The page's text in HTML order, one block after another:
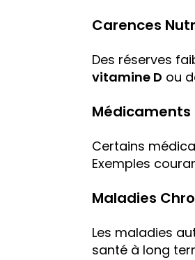
Carences
Des réserves
vitamine D ou
Médicaments
Certains
Exemples
Maladies
Les maladies
santé à long